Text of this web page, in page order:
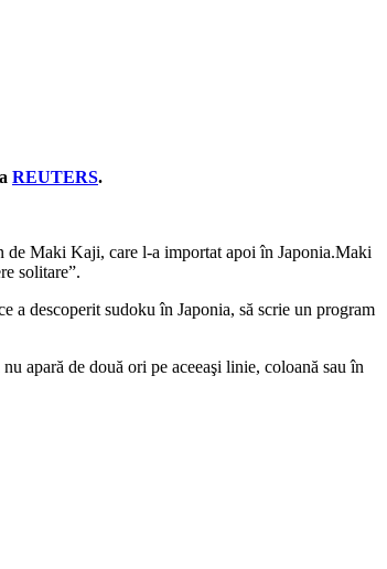
REUTERS.
de Maki Kaji, care l-a importat apoi în Japonia.Maki
solitare”.
a descoperit sudoku în Japonia, să scrie un program
apară de două ori pe aceeaşi linie, coloană sau în